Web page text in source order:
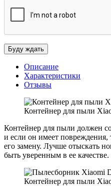
Описание
Характеристики
Отзывы
Контейнер для пыли
Контейнер для пыли должен
и если он имеет повреждения,
его замену. Лучше отыскать
быть уверенным в ее качестве.
Контейнер для пыли